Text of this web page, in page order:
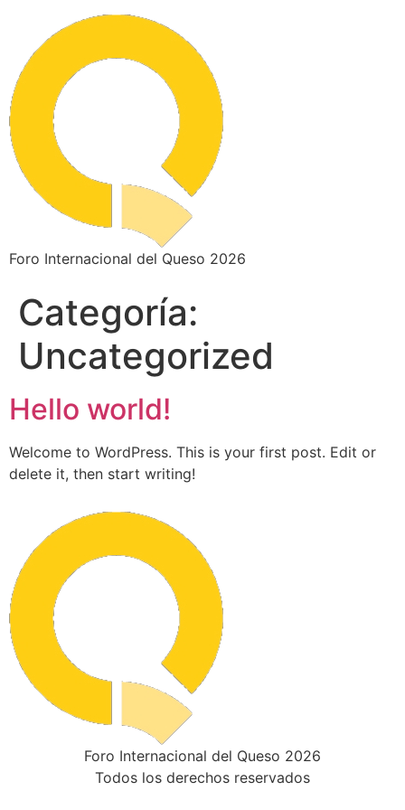
Foro Internacional del Queso 2026
Categoría:
Uncategorized
Hello world!
Welcome to WordPress. This is your first post. Edit or
delete it, then start writing!
Foro Internacional del Queso 2026
Todos los derechos reservados